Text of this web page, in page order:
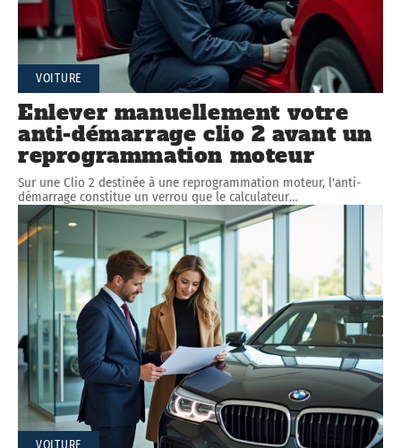
VOITURE
Enlever manuellement votre
anti-démarrage clio 2 avant un
reprogrammation moteur
Sur une Clio 2 destinée à une reprogrammation moteur, l'anti-
démarrage constitue un verrou que le calculateur…